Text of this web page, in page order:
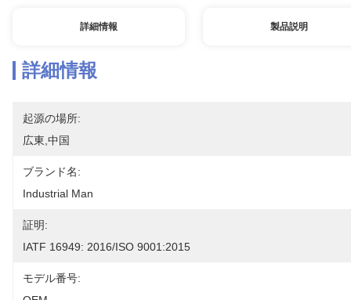
詳細情報 製品説明
詳細情報
起源の場所:
広東,中国
ブランド名:
Industrial Man
証明:
IATF 16949: 2016/ISO 9001:2015
モデル番号: